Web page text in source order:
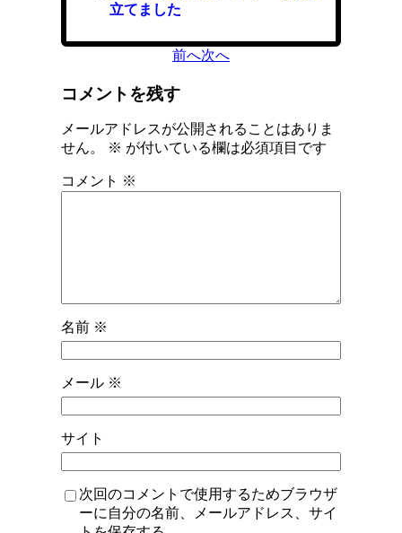
立てました
前へ次へ
コメントを残す
メールアドレスが公開されることはありま
せん。
※ が付いている欄は必須項目です
コメント ※
名前 ※
メール ※
サイト
次回のコメントで使用するためブラウザ
ーに自分の名前、メールアドレス、サイ